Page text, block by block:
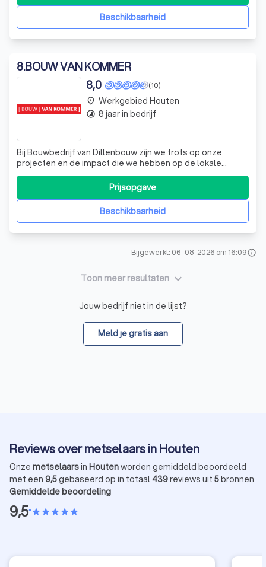
Everdingen, staan wij bekeBeschikbaarheid
8.BOUW VAN KOMMER
(10)
8,0
Bij Bouwbedrijf van Dillenbouw zijn we trots op onze
projecten en de impact die we hebben op de lokale
gemeenschap. Een van onze meest succesvolle
projecten is Project Zwolle, een van de drie zorgcentra die
we mogen bouwen. We zijn nu bezig met de tweede en
laatste verdieping, een mijlpaal die we me
Beschikbaarheid
Prijsopgave
place Werkgebied Houten
timelapse 8 jaar in bedrijf
Bijgewerkt: 06-08-2026 om 16:09info
Toon meer resultaten keyboard_arrow_down
Jouw bedrijf niet in de lijst?
Meld je gratis aan
Reviews over metselaars in Houten
Onze metselaarsin Houtenworden gemiddeld beoordeeld
met een 9,5gebaseerd op in totaal439reviews uit 5bronnen
Gemiddelde beoordeling
9,5•starstarstarstarstar